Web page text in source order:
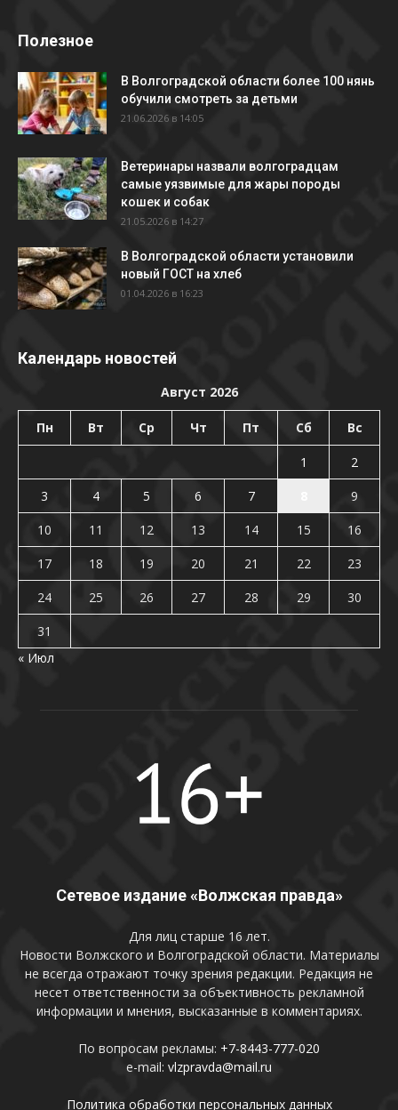
Полезное
В Волгоградской области более 100 нянь
обучили смотреть за детьми
21.06.2026 в 14:05
Ветеринары назвали волгоградцам
самые уязвимые для жары породы
кошек и собак
21.05.2026 в 14:27
В Волгоградской области установили
новый ГОСТ на хлеб
01.04.2026 в 16:23
Календарь новостей
Август 2026
Пн Вт Ср Чт Пт Сб Вс
1
2
3
4 5 6 7
9
10
11 12 13 14 15
16
17
18 19 20 21 22
23
24
25 26 27 28 29
30
31
« Июл
Сетевое издание «Волжская правда»
Для лиц старше 16 лет.
Новости Волжского и Волгоградской области. Материалы
не всегда отражают точку зрения редакции. Редакция не
несет ответственности за объективность рекламной
информации и мнения, высказанные в комментариях.
По вопросам рекламы: +7-8443-777-020
e-mail: vlzpravda@mail.ru
Политика обработки персональных данных